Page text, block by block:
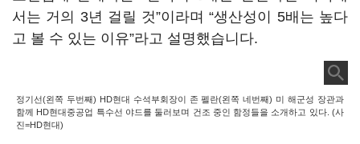
서는 거의 3년 걸릴 것”이라며 “생산성이 5배는 높다
고 볼 수 있는 이유”라고 설명했습니다.
정기선(왼쪽 두번째) HD현대 수석부회장이 존 펠란(왼쪽 네번째) 미 해군성 장관과
함께 HD현대중공업 특수선 야드를 둘러보며 건조 중인 함정들을 소개하고 있다. (사
진=HD현대)